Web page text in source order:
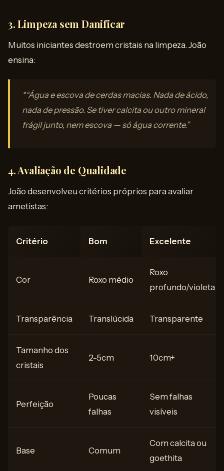
3. Limpeza sem Danificar
Muitos iniciantes destroem cristais na limpeza. João
ensina:
*“Água e escova de cerdas macias. Nada de ácido,
nada de pressão. Se tiver calcita ou outro mineral
frágil junto, nem escova — só água corrente.”
4. Avaliação de Qualidade
João desenvolveu critérios próprios para avaliar
ametistas:
Critério Bom Excelente
Cor Roxo médio
Roxo
profundo/violeta
Transparência Translúcida Transparente
Tamanho dos
cristais
2-5cm 10cm+
Perfeição
Poucas
falhas
Sem falhas
visíveis
Base Comum
Com calcita ou
goethita